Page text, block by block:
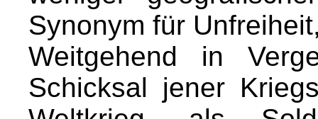
Synonym für
Weitgehend in
Schicksal jener